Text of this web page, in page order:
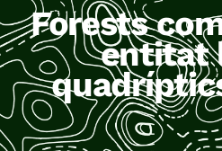
Forests
entitat